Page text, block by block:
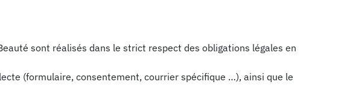
sont réalisés dans le strict respect des obligations légales en
(formulaire, consentement, courrier spécifique …), ainsi que le